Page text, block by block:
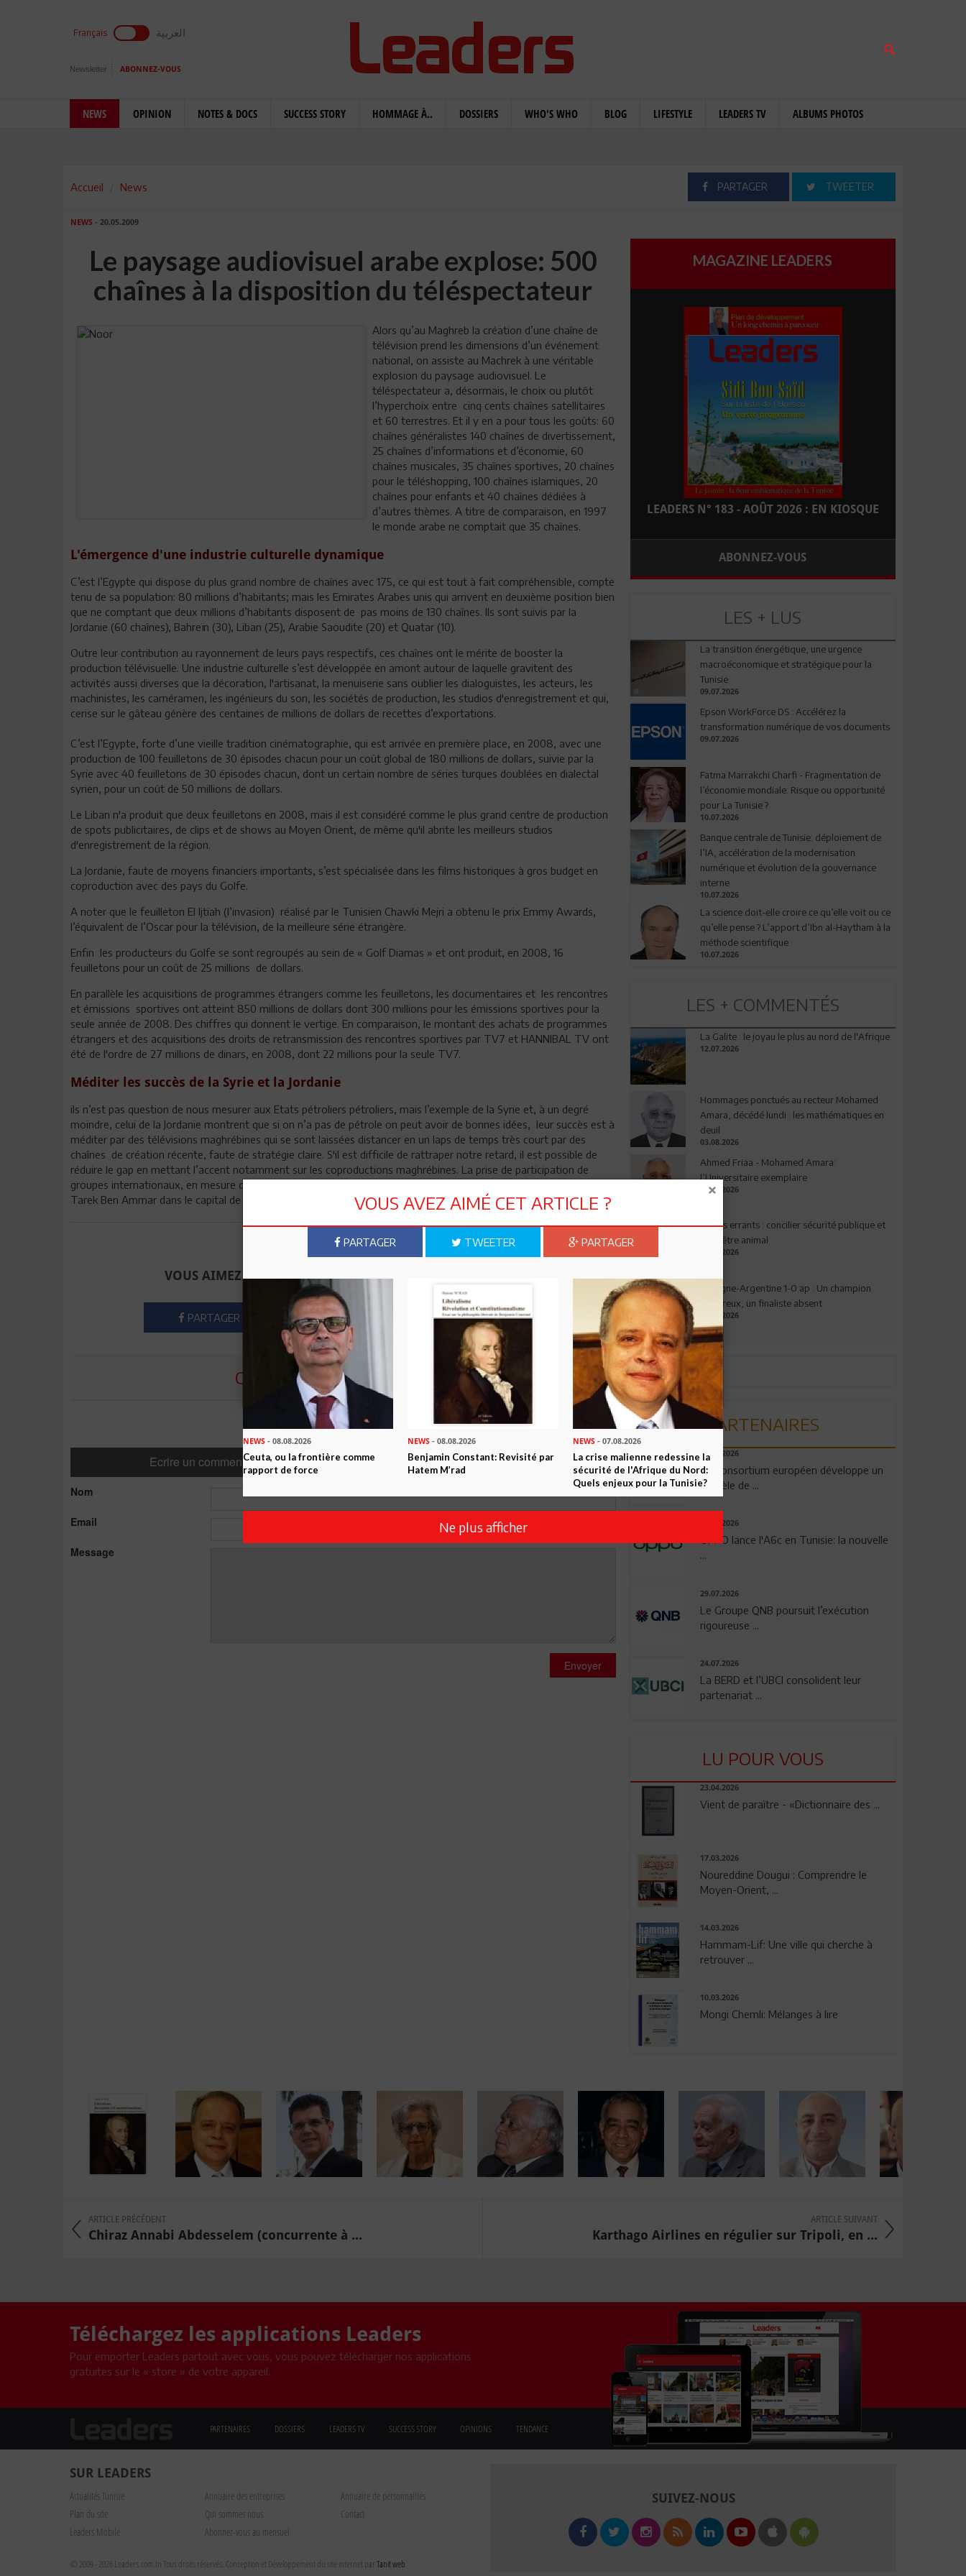
Français العربية
Newsletter ABONNEZ-VOUS
NEWS OPINION NOTES & DOCS SUCCESS STORY HOMMAGE À.. DOSSIERS WHO'S WHO BLOG LIFESTYLE LEADERS TV ALBUMS PHOTOS
Accueil News PARTAGER TWEETER
NEWS - 20.05.2009
Le paysage audiovisuel arabe explose: 500
chaînes à la disposition du téléspectateur
Alors qu’au Maghreb la création d’une chaîne de
télévision prend les dimensions d’un événement
national, on assiste au Machrek à une véritable
explosion du paysage audiovisuel. Le
téléspectateur a, désormais, le choix ou plutôt
l’hyperchoix entre cinq cents chaînes satellitaires
et 60 terrestres. Et il y en a pour tous les goûts: 60
chaînes généralistes 140 chaînes de divertissement,
25 chaînes d’informations et d’économie, 60
chaînes musicales, 35 chaînes sportives, 20 chaînes
pour le téléshopping, 100 chaînes islamiques, 20
chaînes pour enfants et 40 chaînes dédiées à
d’autres thèmes. A titre de comparaison, en 1997
le monde arabe ne comptait que 35 chaînes.
L'émergence d'une industrie culturelle dynamique
C’est l’Egypte qui dispose du plus grand nombre de chaînes avec 175, ce qui est tout à fait compréhensible, compte
tenu de sa population: 80 millions d’habitants; mais les Emirates Arabes unis qui arrivent en deuxième position bien
que ne comptant que deux millions d’habitants disposent de pas moins de 130 chaînes. Ils sont suivis par la
Jordanie (60 chaînes), Bahreïn (30), Liban (25), Arabie Saoudite (20) et Quatar (10).
Outre leur contribution au rayonnement de leurs pays respectifs, ces chaînes ont le mérite de booster la
production télévisuelle. Une industrie culturelle s’est développée en amont autour de laquelle gravitent des
activités aussi diverses que la décoration, l'artisanat, la menuiserie sans oublier les dialoguistes, les acteurs, les
machinistes, les caméramen, les ingénieurs du son, les sociétés de production, les studios d'enregistrement et qui,
cerise sur le gâteau génère des centaines de millions de dollars de recettes d’exportations.
C’est l’Egypte, forte d’une vieille tradition cinématographie, qui est arrivée en première place, en 2008, avec une
production de 100 feuilletons de 30 épisodes chacun pour un coût global de 180 millions de dollars, suivie par la
Syrie avec 40 feuilletons de 30 épisodes chacun, dont un certain nombre de séries turques doublées en dialectal
syrien, pour un coût de 50 millions de dollars.
Le Liban n'a produit que deux feuilletons en 2008, mais il est considéré comme le plus grand centre de production
de spots publicitaires, de clips et de shows au Moyen Orient, de même qu'il abrite les meilleurs studios
d'enregistrement de la région.
La Jordanie, faute de moyens financiers importants, s’est spécialisée dans les films historiques à gros budget en
coproduction avec des pays du Golfe.
A noter que le feuilleton El Ijtiah (l’invasion) réalisé par le Tunisien Chawki Mejri a obtenu le prix Emmy Awards,
l’équivalent de l’Oscar pour la télévision, de la meilleure série étrangère.
Enfin les producteurs du Golfe se sont regroupés au sein de « Golf Diamas » et ont produit, en 2008, 16
feuilletons pour un coût de 25 millions de dollars.
En parallèle les acquisitions de programmes étrangers comme les feuilletons, les documentaires et les rencontres
et émissions sportives ont atteint 850 millions de dollars dont 300 millions pour les émissions sportives pour la
seule année de 2008. Des chiffres qui donnent le vertige. En comparaison, le montant des achats de programmes
étrangers et des acquisitions des droits de retransmission des rencontres sportives par TV7 et HANNIBAL TV ont
été de l'ordre de 27 millions de dinars, en 2008, dont 22 millions pour la seule TV7.
Méditer les succès de la Syrie et la Jordanie
ils n’est pas question de nous mesurer aux Etats pétroliers pétroliers, mais l’exemple de la Syrie et, à un degré
moindre, celui de la Jordanie montrent que si on n’a pas de pétrole on peut avoir de bonnes idées, leur succès est à
méditer par des télévisions maghrébines qui se sont laissées distancer en un laps de temps très court par des
chaînes de création récente, faute de stratégie claire. S'il est difficile de rattraper notre retard, il est possible de
réduire le gap en mettant l’accent notamment sur les coproductions maghrébines. La prise de participation de
groupes internationaux, en mesure d'apporter leur savoir-faire et leur argent comme l'introduction du Groupe de
Tarek Ben Ammar dans le capital de Nessma, est également un pas dans la bonne direction.
Envoyer à un ami Imprimer
VOUS AIMEZ CET ARTICLE ? PARTAGEZ-LE AVEC VOS AMIS !
PARTAGER TWEETER ABONNEZ-VOUS
COMMENTER CET ARTICLE
0Commentaires
Ecrire un commentaire Commenter
Nom
Email
Message
Envoyer
MAGAZINE LEADERS
LEADERS N° 183 - AOÛT 2026 : EN KIOSQUE
ABONNEZ-VOUS
LES + LUS
La transition énergétique, une urgence
macroéconomique et stratégique pour la
Tunisie
09.07.2026
Epson WorkForce DS : Accélérez la
transformation numérique de vos documents
09.07.2026
Fatma Marrakchi Charfi - Fragmentation de
l’économie mondiale: Risque ou opportunité
pour La Tunisie ?
10.07.2026
Banque centrale de Tunisie: déploiement de
l’IA, accélération de la modernisation
numérique et évolution de la gouvernance
interne
10.07.2026
La science doit-elle croire ce qu’elle voit ou ce
qu’elle pense ? L’apport d’Ibn al-Haytham à la
méthode scientifique
10.07.2026
LES + COMMENTÉS
La Galite : le joyau le plus au nord de l'Afrique
12.07.2026
Hommages ponctués au recteur Mohamed
Amara, décédé lundi : les mathématiques en
deuil
03.08.2026
Ahmed Friaa - Mohamed Amara:
l’Universitaire exemplaire
04.08.2026
Chiens errants : concilier sécurité publique et
bien-être animal
17.07.2026
Espagne-Argentine 1-0 ap : Un champion
valeureux, un finaliste absent
19.07.2026
PARTENAIRES
06.08.2026
Un consortium européen développe un
modèle de ...
04.08.2026
OPPO lance l'A6c en Tunisie: la nouvelle
...
29.07.2026
Le Groupe QNB poursuit l’exécution
rigoureuse ...
24.07.2026
La BERD et l’UBCI consolident leur
partenariat ...
LU POUR VOUS
23.04.2026
Vient de paraître - «Dictionnaire des ...
17.03.2026
Noureddine Dougui : Comprendre le
Moyen-Orient, ...
14.03.2026
Hammam-Lif: Une ville qui cherche à
retrouver ...
10.03.2026
Mongi Chemli: Mélanges à lire
ARTICLE PRÉCÉDENT
Chiraz Annabi Abdesselem (concurrente à ...
ARTICLE SUIVANT
Karthago Airlines en régulier sur Tripoli, en ...
Téléchargez les applications Leaders
Pour emporter Leaders partout avec vous, vous pouvez télécharger nos applications
gratuites sur le « store » de votre appareil.
PARTENAIRES DOSSIERS LEADERS TV SUCCESS STORY OPINIONS TENDANCE
SUR LEADERS
Actualités Tunisie Annuaire des entreprises
Annuaire de personnalités
Plan du site
Qui sommes nous
Contact
Leaders Mobile
Abonnez-vous au mensuel
© 2009 - 2026 Leaders.com.tn Tous droits réservés. Conception et Développement du site internet parTanit web
SUIVEZ-NOUS
VOUS AVEZ AIMÉ CET ARTICLE ?
PARTAGER TWEETER PARTAGER
NEWS - 08.08.2026
Ceuta, ou la frontière comme
rapport de force
NEWS - 08.08.2026
Benjamin Constant: Revisité par
Hatem M’rad
NEWS- 07.08.2026
La crise malienne redessine la
sécurité de l'Afrique du Nord:
Quels enjeux pour la Tunisie?
Ne plus afficher